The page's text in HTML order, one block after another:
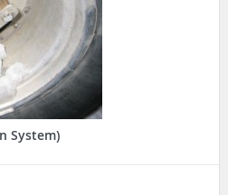
System)